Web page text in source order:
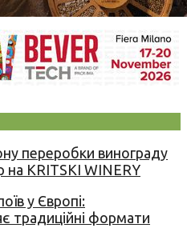
переробки винограду
на KRITSKI WINERY
у Європі:
традиційні формати